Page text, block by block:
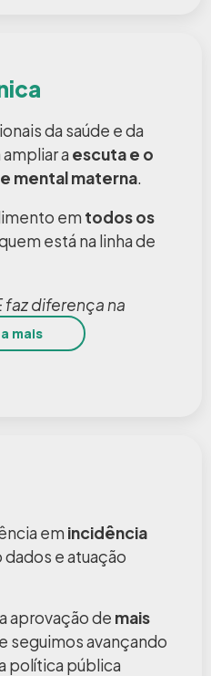
da saúde e da
a escuta e o
mental materna.
em todos os
está na linha de
faz diferença na
mais
em incidência
e atuação
aprovação de mais
e seguimos avançando
política pública